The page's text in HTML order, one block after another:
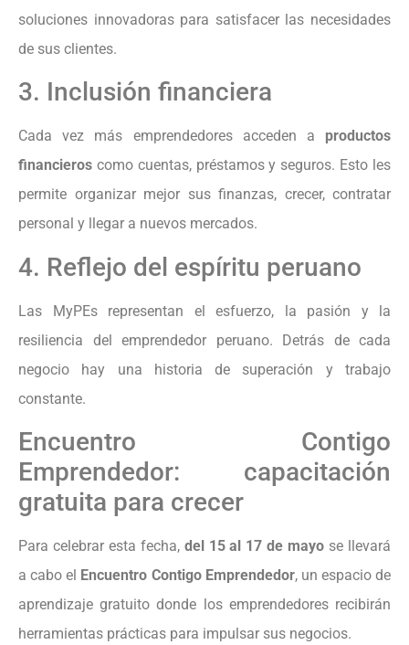
soluciones innovadoras para satisfacer las necesidades
de sus clientes.
3. Inclusión financiera
Cada vez más emprendedores acceden a productos
financieros como cuentas, préstamos y seguros. Esto les
permite organizar mejor sus finanzas, crecer, contratar
personal y llegar a nuevos mercados.
4. Reflejo del espíritu peruano
Las MyPEs representan el esfuerzo, la pasión y la
resiliencia del emprendedor peruano. Detrás de cada
negocio hay una historia de superación y trabajo
constante.
Encuentro Contigo
Emprendedor: capacitación
gratuita para crecer
Para celebrar esta fecha, del 15 al 17 de mayo se llevará
a cabo el Encuentro Contigo Emprendedor, un espacio de
aprendizaje gratuito donde los emprendedores recibirán
herramientas prácticas para impulsar sus negocios.